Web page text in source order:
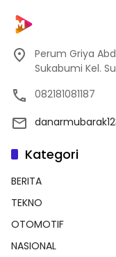
Perum Griya
Sukabumi Kel.
082181081187
Kategori
BERITA
TEKNO
OTOMOTIF
NASIONAL